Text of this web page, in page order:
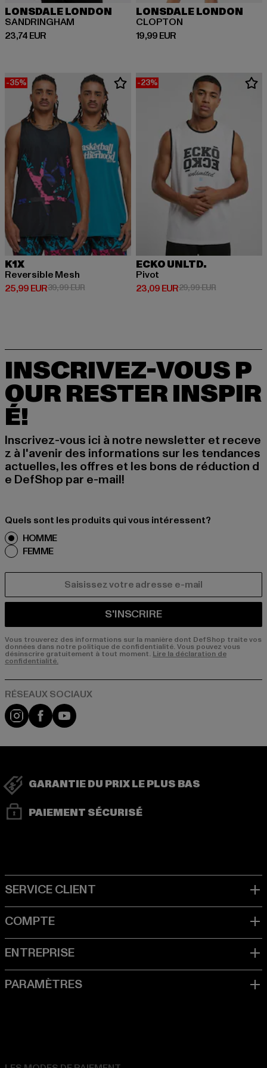
LONSDALE LONDON
SANDRINGHAM
23,74 EUR
Prix courant: 23,74 EUR
LONSDALE LONDON
CLOPTON
19,99 EUR
Prix courant: 19,99 EUR
-35%
K1X
Reversible Mesh
25,99 EUR
Prix courant: 25,99 EUR
39,99 EURPrix en promotion: 39,99 EUR
-23%
ECKO UNLTD.
Pivot
23,09 EUR
Prix courant: 23,09 EUR
29,99 EURPrix en
INSCRIVEZ-VOUS P
OUR RESTER INSPIR
É!
Inscrivez-vous ici à notre newsletter et receve
z à l'avenir des informations sur les tendances
actuelles, les offres et les bons de réduction d
e DefShop par e-mail!
Quels sont les produits qui vous intéressent?
HOMME
FEMME
S'INSCRIRE
Vous trouverez des informations sur la manière dont DefShop traite vos
données dans notre politique de confidentialité. Vous pouvez vous
désinscrire gratuitement à tout moment. Lire la déclaration de
confidentialité.
Visit our Instagram page:
Visit our Facebook page:
Visit our YouTube channel:
GARANTIE DU PRIX LE PLUS BAS
PAIEMENT SÉCURISÉ